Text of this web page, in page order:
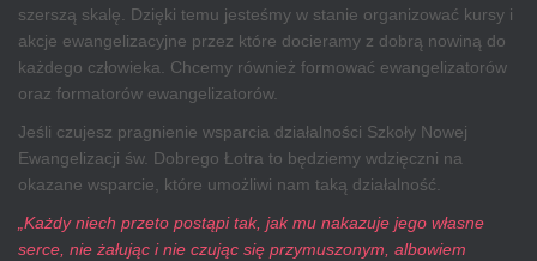
szerszą skalę. Dzięki temu jesteśmy w stanie organizować kursy i
akcje ewangelizacyjne przez które docieramy z dobrą nowiną do
każdego człowieka. Chcemy również formować ewangelizatorów
oraz formatorów ewangelizatorów.
Jeśli czujesz pragnienie wsparcia działalności Szkoły Nowej
Ewangelizacji św. Dobrego Łotra to będziemy wdzięczni na
okazane wsparcie, które umożliwi nam taką działalność.
„Każdy niech przeto postąpi tak, jak mu nakazuje jego własne
serce, nie żałując i nie czując się przymuszonym, albowiem